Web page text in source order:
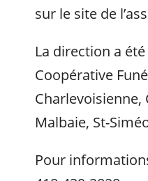
sur le site de
La direction a
Coopérative
Charlevoisienne,
Malbaie, St-
Pour